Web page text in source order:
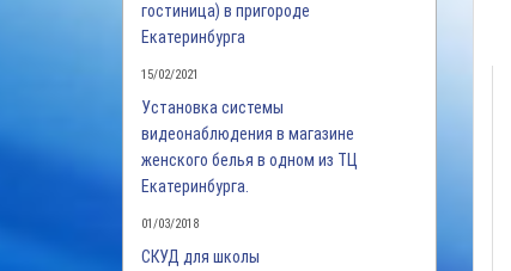
гостиница) в пригороде
Екатеринбурга
15/02/2021
Установка системы
видеонаблюдения в магазине
женского белья в одном из ТЦ
Екатеринбурга.
01/03/2018
СКУД для школы